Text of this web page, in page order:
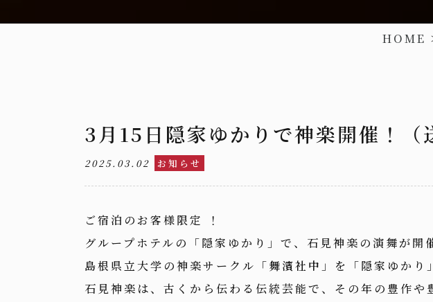
HOME
3月15日隠家ゆかりで神楽開催！（
2025.03.02 お知らせ
ご宿泊のお客様限定 ！
グループホテルの「隠家ゆかり」で、石見神楽の演舞が開
島根県立大学の神楽サークル「舞濱社中 」を「隠家ゆか
石見神楽は、古くから伝わる伝統芸能で、その年の豊作や